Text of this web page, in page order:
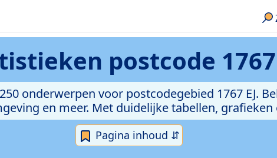
postcode
onderwerpen voor postcodegebied 1767 EJ.
en meer. Met duidelijke tabellen,
Pagina inhoud ⇵